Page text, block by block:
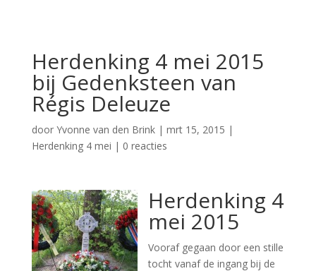
Herdenking 4 mei 2015
bij Gedenksteen van
Régis Deleuze
door Yvonne van den Brink| mrt 15, 2015 |
Herdenking 4 mei | 0 reacties
Herdenking 4
mei 2015
Vooraf gegaan door een stille
tocht vanaf de ingang bij de